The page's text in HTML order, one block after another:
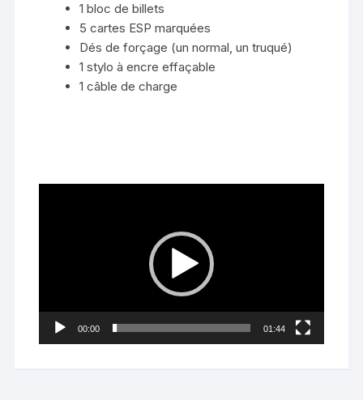
1 bloc de billets
5 cartes ESP marquées
Dés de forçage (un normal, un truqué)
1 stylo à encre effaçable
1 câble de charge
00:00 01:44